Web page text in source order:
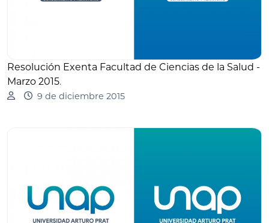
Resolución Exenta Facultad de Ciencias de la Salud -
Marzo 2015.
9 de diciembre 2015